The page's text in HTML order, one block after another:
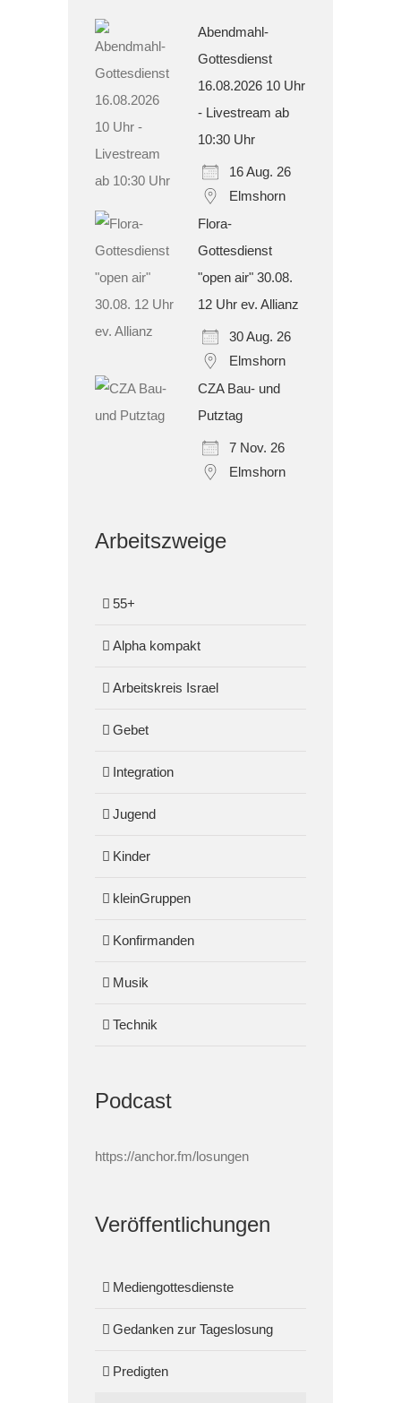
Abendmahl-
Gottesdienst
16.08.2026 10 Uhr
- Livestream ab
10:30 Uhr
16 Aug. 26
Elmshorn
Flora-
Gottesdienst
"open air" 30.08.
12 Uhr ev. Allianz
30 Aug. 26
Elmshorn
CZA Bau- und
Putztag
7 Nov. 26
Elmshorn
Arbeitszweige
55+
Alpha kompakt
Arbeitskreis Israel
Gebet
Integration
Jugend
Kinder
kleinGruppen
Konfirmanden
Musik
Technik
Podcast
https://anchor.fm/losungen
Veröffentlichungen
Mediengottesdienste
Gedanken zur Tageslosung
Predigten